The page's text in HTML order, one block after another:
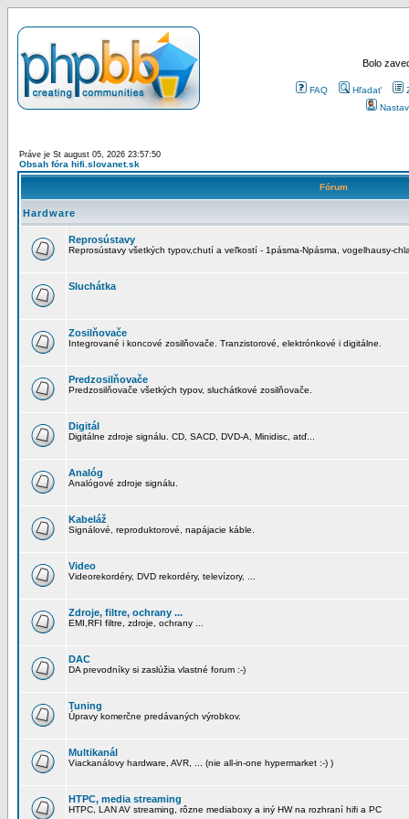
Bolo
FAQ Hľadať
Práve je St august 05, 2026 23:57:50
Obsah fóra hifi.slovanet.sk
Fórum
Hardware
Reprosústavy
Reprosústavy všetkých typov,chutí a veľkostí - 1pásma-Npásma, vogelhausy-
Sluchátka
Zosilňovače
Integrované i koncové zosilňovače. Tranzistorové, elektrónkové i digitálne.
Predzosilňovače
Predzosilňovače všetkých typov, sluchátkové zosilňovače.
Digitál
Digitálne zdroje signálu. CD, SACD, DVD-A, Minidisc, atď...
Analóg
Analógové zdroje signálu.
Kabeláž
Signálové, reproduktorové, napájacie káble.
Video
Videorekordéry, DVD rekordéry, televízory, ...
Zdroje, filtre, ochrany ...
EMI,RFI filtre, zdroje, ochrany ...
DAC
DA prevodníky si zaslúžia vlastné forum :-)
Tuning
Úpravy komerčne predávaných výrobkov.
Multikanál
Viackanálovy hardware, AVR, ... (nie all-in-one hypermarket :-) )
HTPC, media streaming
HTPC, LAN AV streaming, rôzne mediaboxy a iný HW na rozhraní hifi a PC